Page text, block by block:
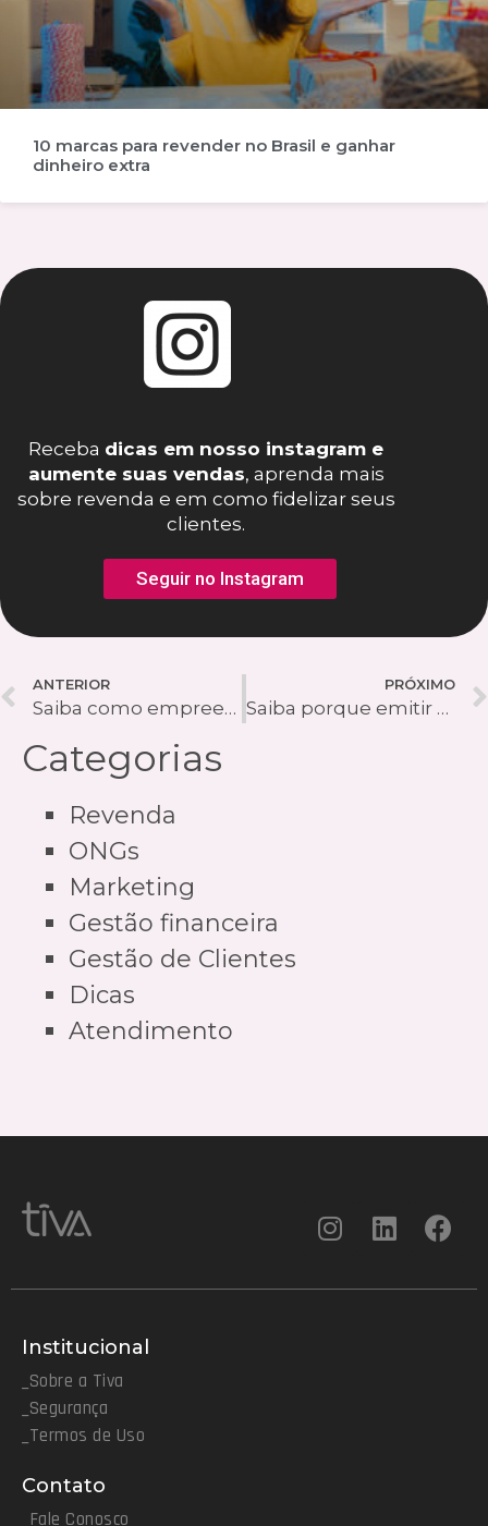
10 marcas para revender no Brasil e ganhar
dinheiro extra
Receba dicas em nosso instagram e
aumente suas vendas, aprenda mais
sobre revenda e em como fidelizar seus
clientes.
Seguir no Instagram
ANTERIOR
Saiba como empreender com pouco dinheiro e conheça algumas ideias para abrir seu próprio negócio
PRÓXIMO
Saiba porque emitir a declaração de prestação de serviço e conheça um modelo simples para emissão
Categorias
Revenda
ONGs
Marketing
Gestão financeira
Gestão de Clientes
Dicas
Atendimento
Institucional
_Sobre a Tiva
_Segurança
_Termos de Uso
Contato
_Fale Conosco